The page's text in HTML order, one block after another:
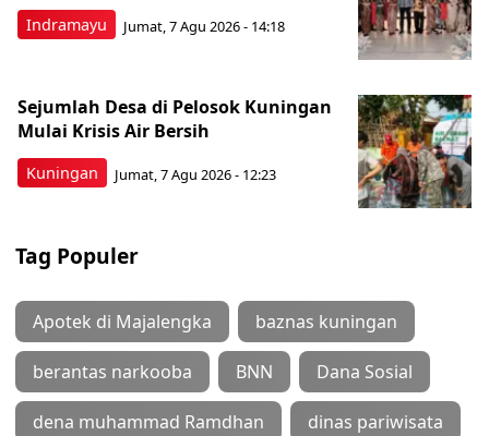
Indramayu Jumat, 7 Agu 2026 - 14:18
Kuningan
Sejumlah Desa di Pelosok Kuningan
Mulai Krisis Air Bersih
Jumat, 7 Agu 2026 - 12:23
Tag Populer
Apotek di Majalengka baznas kuningan
berantas narkooba BNN Dana Sosial
dena muhammad Ramdhan dinas pariwisata